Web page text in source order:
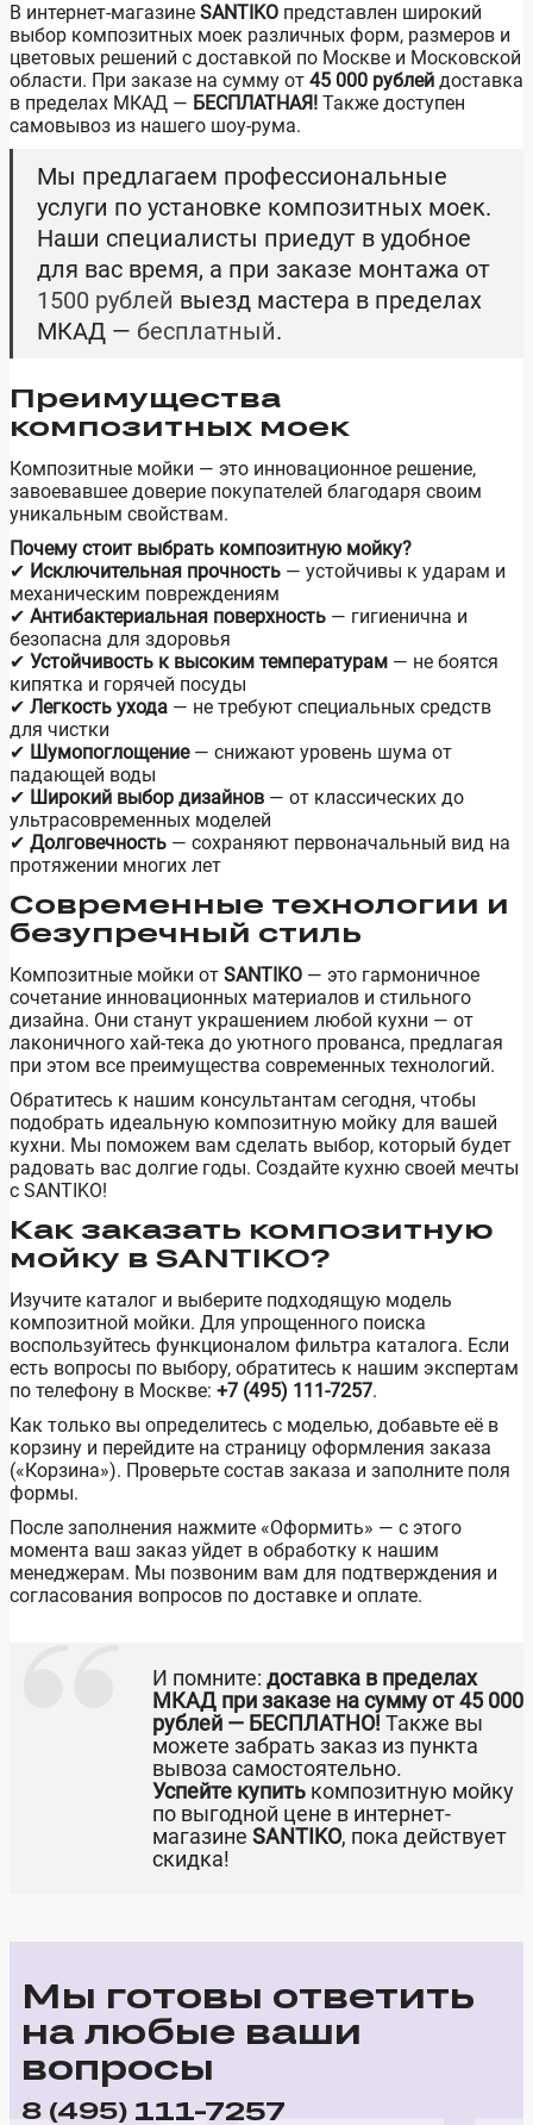
В интернет-магазине SANTIKO представлен широкий
выбор композитных моек различных форм, размеров и
цветовых решений с доставкой по Москве и Московской
области. При заказе на сумму от 45 000 рублей доставка
в пределах МКАД — БЕСПЛАТНАЯ! Также доступен
самовывоз из нашего шоу-рума.
Мы предлагаем профессиональные
услуги по установке композитных моек.
Наши специалисты приедут в удобное
для вас время, а при заказе монтажа от
1500 рублей выезд мастера в пределах
МКАД — бесплатный.
Преимущества
композитных моек
Композитные мойки — это инновационное решение,
завоевавшее доверие покупателей благодаря своим
уникальным свойствам.
Почему стоит выбрать композитную мойку?
✔ Исключительная прочность — устойчивы к ударам и
механическим повреждениям
✔ Антибактериальная поверхность — гигиенична и
безопасна для здоровья
✔ Устойчивость к высоким температурам — не боятся
кипятка и горячей посуды
✔ Легкость ухода — не требуют специальных средств
для чистки
✔ Шумопоглощение — снижают уровень шума от
падающей воды
✔ Широкий выбор дизайнов — от классических до
ультрасовременных моделей
✔ Долговечность — сохраняют первоначальный вид на
протяжении многих лет
Современные технологии и
безупречный стиль
Композитные мойки от SANTIKO — это гармоничное
сочетание инновационных материалов и стильного
дизайна. Они станут украшением любой кухни — от
лаконичного хай-тека до уютного прованса, предлагая
при этом все преимущества современных технологий.
Обратитесь к нашим консультантам сегодня, чтобы
подобрать идеальную композитную мойку для вашей
кухни. Мы поможем вам сделать выбор, который будет
радовать вас долгие годы. Создайте кухню своей мечты
с SANTIKO!
Как заказать композитную
мойку в SANTIKO?
Изучите каталог и выберите подходящую модель
композитной мойки. Для упрощенного поиска
воспользуйтесь функционалом фильтра каталога. Если
есть вопросы по выбору, обратитесь к нашим экспертам
по телефону в Москве: +7 (495) 111-7257.
Как только вы определитесь с моделью, добавьте её в
корзину и перейдите на страницу оформления заказа
(«Корзина»). Проверьте состав заказа и заполните поля
формы.
После заполнения нажмите «Оформить» — с этого
момента ваш заказ уйдет в обработку к нашим
менеджерам. Мы позвоним вам для подтверждения и
согласования вопросов по доставке и оплате.
И помните: доставка в пределах
МКАД при заказе на сумму от 45 000
рублей — БЕСПЛАТНО! Также вы
можете забрать заказ из пункта
вывоза самостоятельно.
Успейте купить композитную мойку
по выгодной цене в интернет-
магазине SANTIKO, пока действует
скидка!
Мы готовы ответить
на любые ваши
вопросы
8 (495) 111-7257